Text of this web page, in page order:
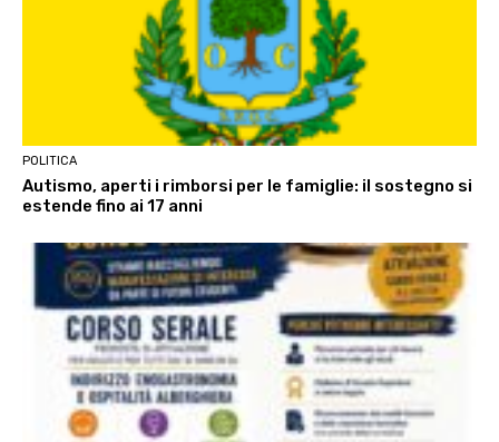
POLITICA
Autismo, aperti i rimborsi per le famiglie: il sostegno si
estende fino ai 17 anni